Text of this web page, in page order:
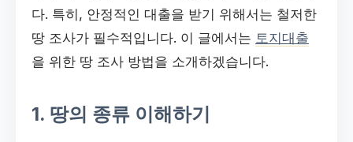
다. 특히, 안정적인 대출을 받기 위해서는 철저한
땅 조사가 필수적입니다. 이 글에서는 토지대출
을 위한 땅 조사 방법을 소개하겠습니다.
1. 땅의 종류 이해하기